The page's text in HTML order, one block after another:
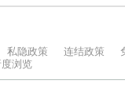
私隐政策 连结政策
浏览